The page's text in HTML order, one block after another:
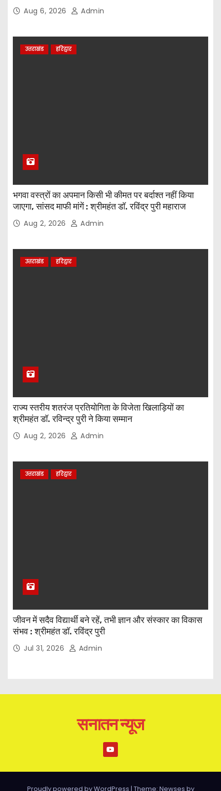
Aug 6, 2026 Admin
उत्तराखंड हरिद्वार
भगवा वस्त्रों का अपमान किसी भी कीमत पर बर्दाश्त नहीं किया
जाएगा, सांसद माफी मांगें : श्रीमहंत डॉ. रविंद्र पुरी महाराज
Aug 2, 2026 Admin
उत्तराखंड हरिद्वार
राज्य स्तरीय शतरंज प्रतियोगिता के विजेता खिलाड़ियों का
श्रीमहंत डॉ. रविन्द्र पुरी ने किया सम्मान
Aug 2, 2026 Admin
उत्तराखंड हरिद्वार
जीवन में सदैव विद्यार्थी बने रहें, तभी ज्ञान और संस्कार का विकास
संभव : श्रीमहंत डॉ. रविंद्र पुरी
Jul 31, 2026 Admin
सनातन न्यूज
Proudly powered by WordPress | Theme: Newses by